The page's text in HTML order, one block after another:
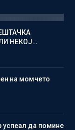
НЕКОЈ…
на момчето
успеал да помине